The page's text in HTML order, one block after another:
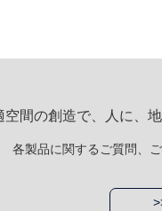
空間の創造で、人に、
各製品に関するご質問、